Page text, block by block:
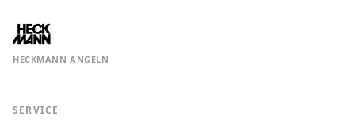
HECKMANN ANGELN
SERVICE